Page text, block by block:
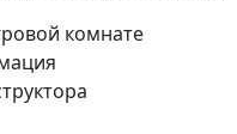
комнате